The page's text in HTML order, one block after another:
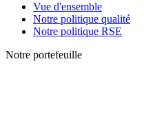
Vue d'ensemble
Notre politique qualité
Notre politique RSE
Notre portefeuille